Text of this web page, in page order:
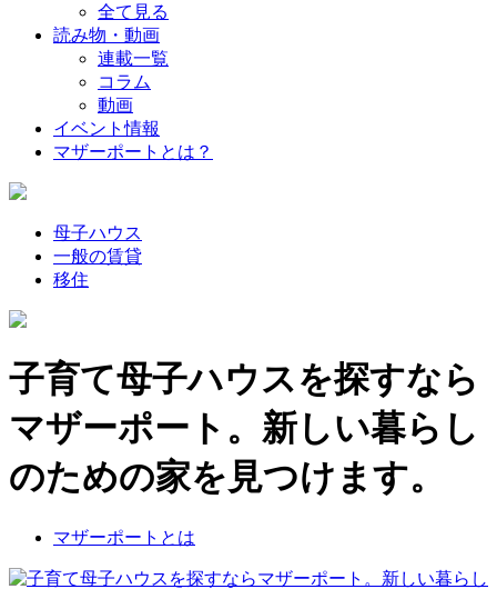
全て見る
読み物・動画
連載一覧
コラム
動画
イベント情報
マザーポートとは？
母子ハウス
一般の賃貸
移住
子育て母子ハウスを探すなら
マザーポート。新しい暮らし
のための家を見つけます。
マザーポートとは